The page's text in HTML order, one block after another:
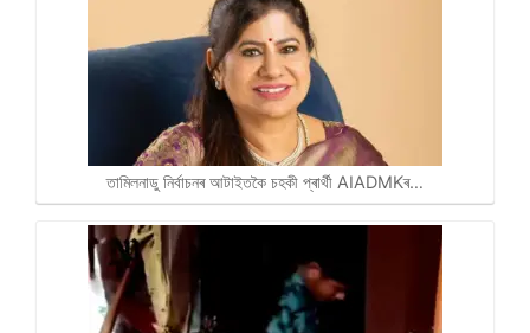
তামিলনাডু নিৰ্বাচনৰ আটাইতকৈ চহকী প্ৰাৰ্থী AIADMKৰ…